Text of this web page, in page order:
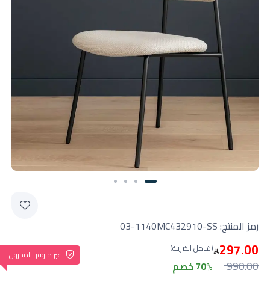
رمز المنتج:03-1140MC432910-SS
غير متوفر بالمخزون 297.00 (شامل الضريبة)
990.00
70% خصم